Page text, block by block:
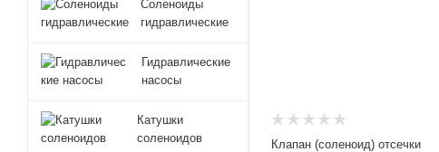
Клапан (соленоид) отсечки
Соленоиды
гидравлические
Гидравлические
насосы
Катушки
соленоидов